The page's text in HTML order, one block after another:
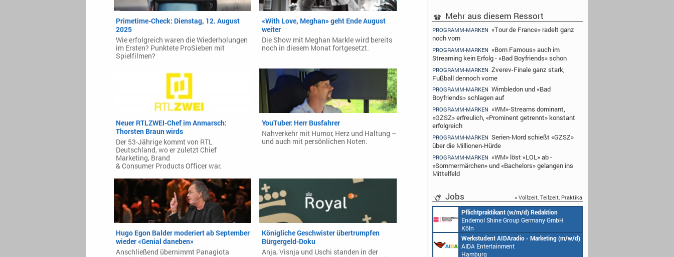
Primetime-Check: Dienstag, 12. August
2025
Wie erfolgreich waren die Wiederholungen
im Ersten? Punktete ProSieben mit
Spielfilmen?
«With Love, Meghan» geht Ende August
weiter
Die Show mit Meghan Markle wird bereits
noch in diesem Monat fortgesetzt.
Neuer RTLZWEI-Chef im Anmarsch:
Thorsten Braun wirds
Der 53-Jährige kommt von RTL
Deutschland, wo er zuletzt Chief
Marketing, Brand
& Consumer Products Officer war.
YouTuber: Herr Busfahrer
Nahverkehr mit Humor, Herz und Haltung –
und auch mit persönlichen Noten.
Hugo Egon Balder moderiert ab September
wieder «Genial daneben»
Anschließend übernimmt Panagiota
Königliche Geschwister übertrumpfen
Bürgergeld-Doku
Anja, Visnja und Uschi standen in der
Mehr aus diesem Ressort
PROGRAMM-MARKEN «Tour de France» radelt ganz
noch vorn
PROGRAMM-MARKEN «Born Famous» auch im
Streaming kein Erfolg - «Bad Boyfriends» schon
PROGRAMM-MARKEN Zverev-Finale ganz stark,
Fußball dennoch vorne
PROGRAMM-MARKEN Wimbledon und «Bad
Boyfriends» schlagen auf
PROGRAMM-MARKEN «WM»-Streams dominant,
«GZSZ» erfreulich, «Prominent getrennt» konstant
erfolgreich
PROGRAMM-MARKEN Serien-Mord schießt «GZSZ»
über die Millionen-Hürde
PROGRAMM-MARKEN «WM» löst «LOL» ab -
«Sommermärchen» und «Bachelors» gelangen ins
Mittelfeld
Jobs » Vollzeit, Teilzeit, Praktika
Pflichtpraktikant (w/m/d) Redaktion
Endemol Shine Group Germany GmbH
Köln
Werkstudent AIDAradio - Marketing (m/w/d)
AIDA Entertainment
Hamburg